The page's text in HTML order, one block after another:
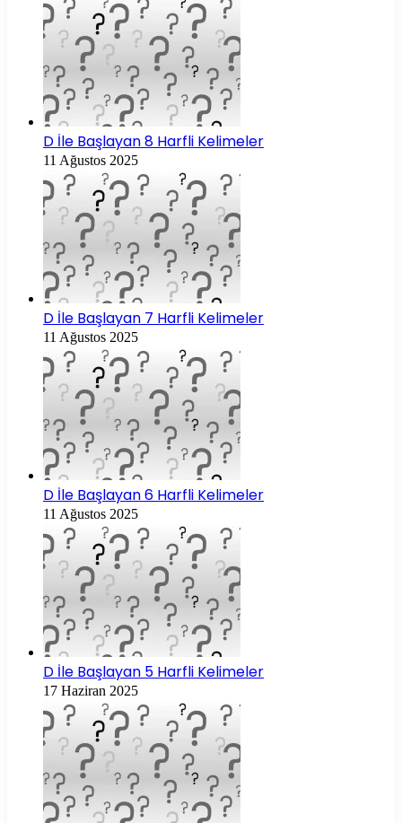
D İle Başlayan 8 Harfli Kelimeler
11 Ağustos 2025
D İle Başlayan 7 Harfli Kelimeler
11 Ağustos 2025
D İle Başlayan 6 Harfli Kelimeler
11 Ağustos 2025
D İle Başlayan 5 Harfli Kelimeler
17 Haziran 2025